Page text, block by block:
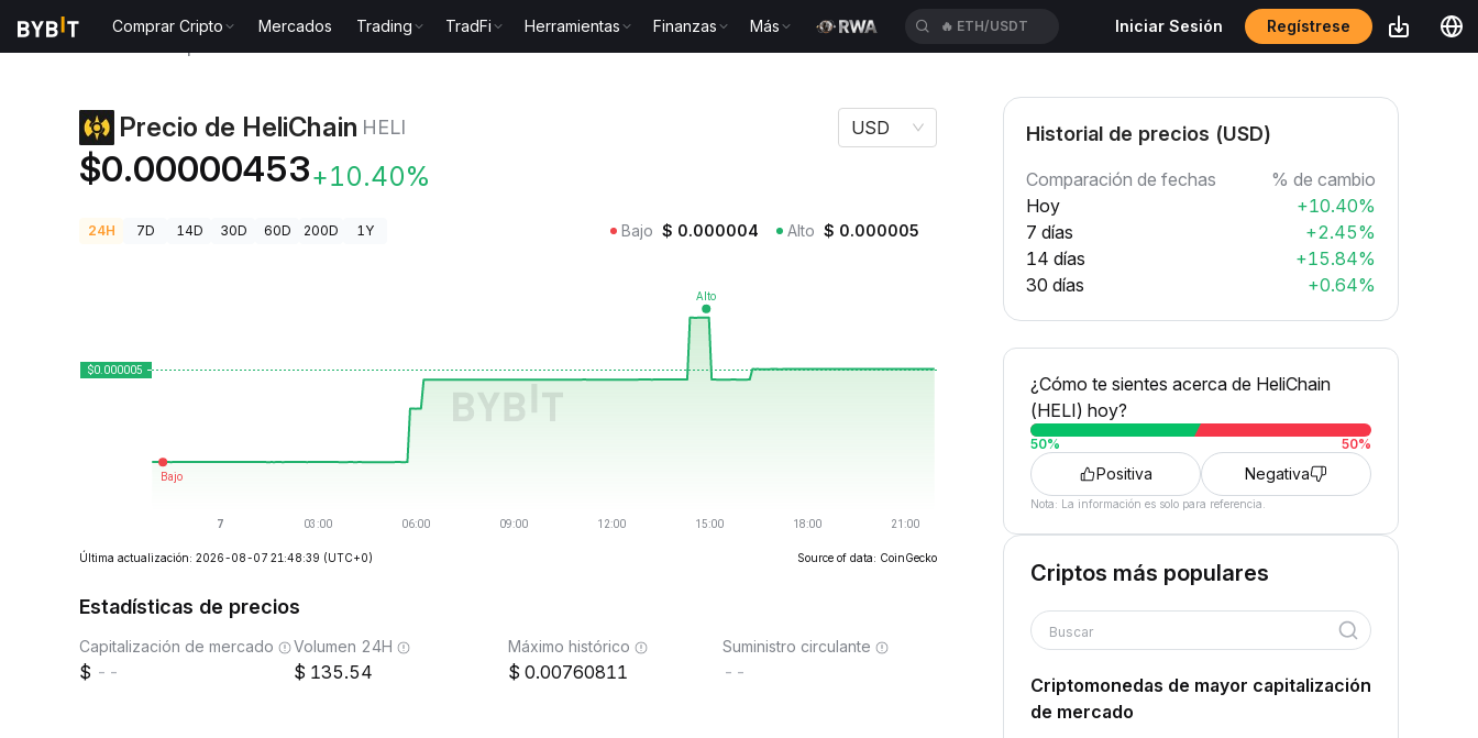
Comprar Cripto Mercados Trading TradFi Herramientas Finanzas Más 🔥 SPCXUSDT Iniciar Sesión Regístrese
Precio de HeliChain HELI
$0.00000453+10.40%
USD
24H 7D 14D 30D 60D 200D 1Y Bajo $ 0.000004 Alto $ 0.000005
Última actualización: 2026-08-07 21:48:39 (UTC+0) Source of data: CoinGecko
Estadísticas de precios
Capitalización de mercado
--
Volumen 24H
135.54
Máximo histórico
0.00760811
Suministro circulante
--
Historial de precios (USD)
Comparación de fechas
% de cambio
Hoy
+10.40%
7 días
+2.45%
14 días
+15.84%
30 días
+0.64%
¿Cómo te sientes acerca de HeliChain
(HELI) hoy?
50% 50%
Positiva Negativa
Nota: La información es solo para referencia.
Criptos más populares
Buscar
Criptomonedas de mayor capitalización
de mercado